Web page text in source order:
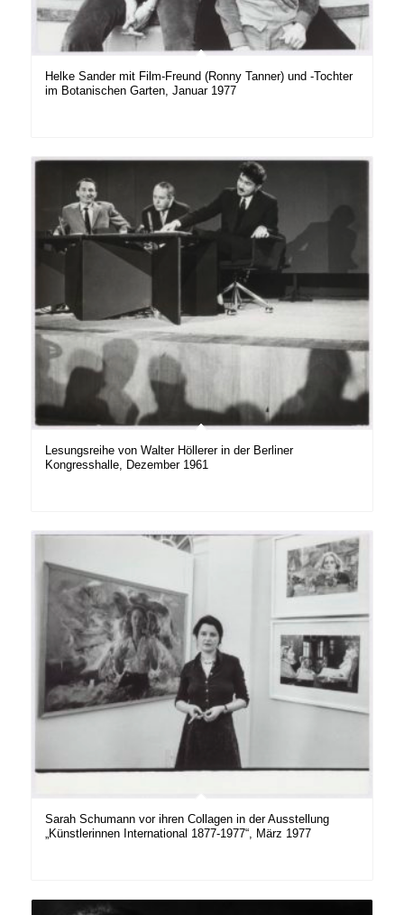
Helke Sander mit Film-Freund (Ronny Tanner) und -Tochter
im Botanischen Garten, Januar 1977
Lesungsreihe von Walter Höllerer in der Berliner
Kongresshalle, Dezember 1961
Sarah Schumann vor ihren Collagen in der Ausstellung
„Künstlerinnen International 1877-1977“, März 1977